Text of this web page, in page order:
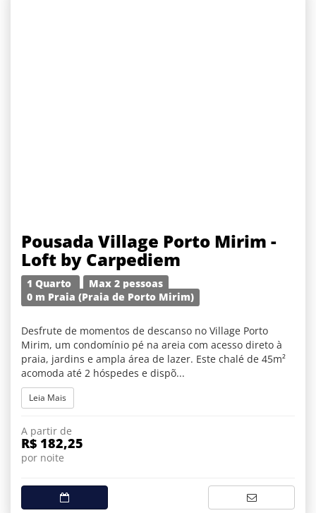
Pousada Village Porto Mirim -
Loft by Carpediem
1 Quarto
Max 2 pessoas
0 m Praia (Praia de Porto Mirim)
Desfrute de momentos de descanso no Village Porto
Mirim, um condomínio pé na areia com acesso direto à
praia, jardins e ampla área de lazer. Este chalé de 45m²
acomoda até 2 hóspedes e dispõ...
Leia Mais
A partir de
R$ 182,25
por noite